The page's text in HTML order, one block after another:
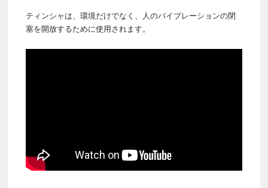
ティンシャは、環境だけでなく、人のバイブレーションの閉
塞を開放するために使用されます。